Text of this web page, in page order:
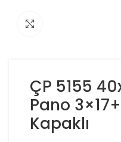
ÇP 5155
Pano
Kapaklı